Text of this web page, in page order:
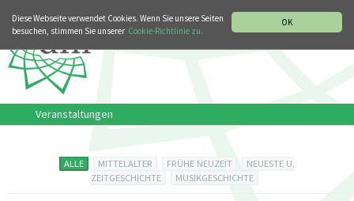
OK
Diese Webseite verwendet Cookies. Wenn Sie unsere Seiten
besuchen, stimmen Sie unserer Cookie-Richtlinie zu.
Veranstaltungen
ALLE MITTELALTER FRÜHE NEUZEIT
NEUESTE U.
ZEITGESCHICHTE
MUSIKGESCHICHTE